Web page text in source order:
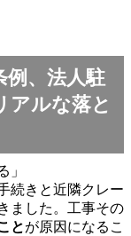
例、法人駐
アルな落と
」
続きと近隣クレー
ました。工事その
とが原因になるこ